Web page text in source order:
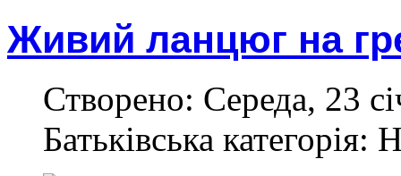
Живий ланцюг на
Створено: Середа, 23
Батьківська категорія: